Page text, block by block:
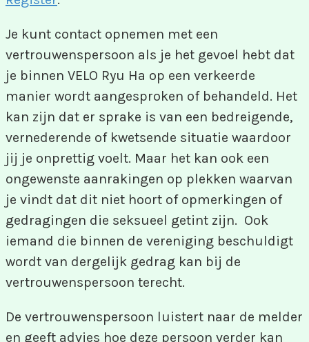
Je kunt contact opnemen met een
vertrouwenspersoon als je het gevoel hebt dat
je binnen VELO Ryu Ha op een verkeerde
manier wordt aangesproken of behandeld. Het
kan zijn dat er sprake is van een bedreigende,
vernederende of kwetsende situatie waardoor
jij je onprettig voelt. Maar het kan ook een
ongewenste aanrakingen op plekken waarvan
je vindt dat dit niet hoort of opmerkingen of
gedragingen die seksueel getint zijn. Ook
iemand die binnen de vereniging beschuldigt
wordt van dergelijk gedrag kan bij de
vertrouwenspersoon terecht.
De vertrouwenspersoon luistert naar de melder
en geeft advies hoe deze persoon verder kan